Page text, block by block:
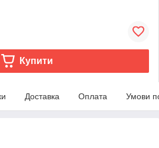
Купити
Доставка Оплата Умови